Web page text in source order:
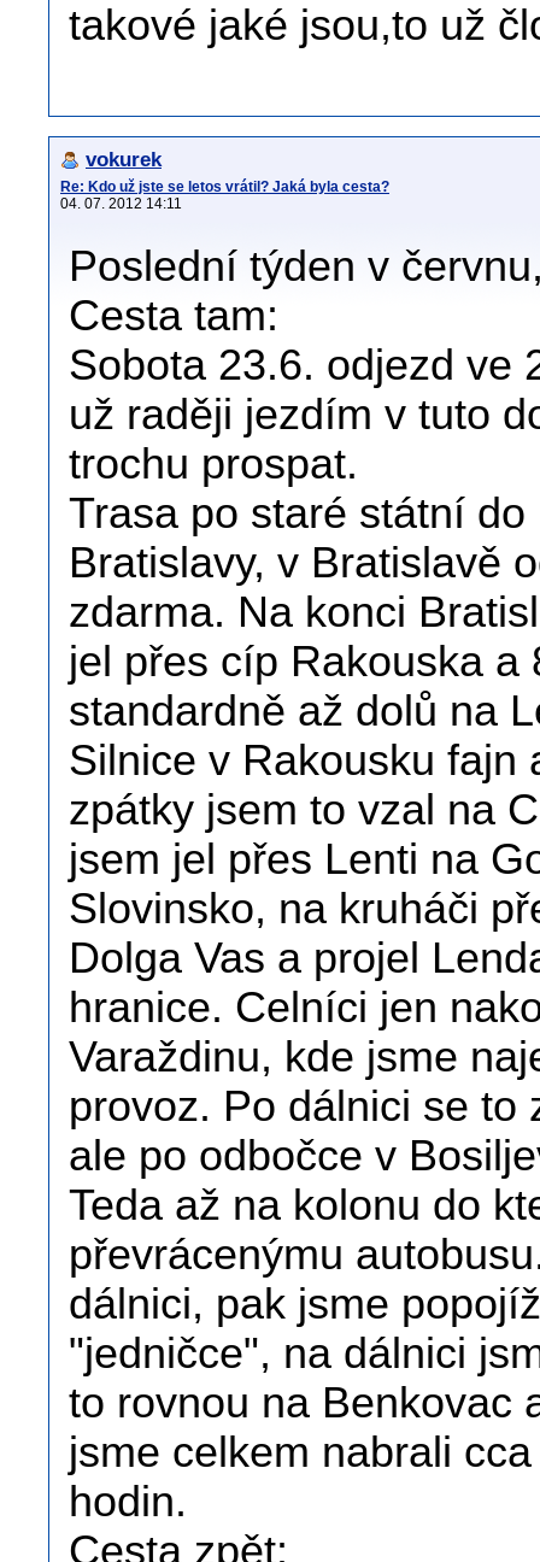
takové jaké jsou,to už
vokurek
Re: Kdo už jste se letos vrátil? Jaká byla cesta?
04. 07. 2012 14:11
Poslední týden v
Cesta tam:
Sobota 23.6. odjezd ve
už raději jezdím v tuto
trochu prospat.
Trasa po staré státní
Bratislavy, v Bratislavě
zdarma. Na konci
jel přes cíp Rakouska a
standardně až dolů na
Silnice v Rakousku fajn
zpátky jsem to vzal na
jsem jel přes Lenti na
Slovinsko, na kruháči
Dolga Vas a projel
hranice. Celníci jen
Varaždinu, kde jsme
provoz. Po dálnici se to
ale po odbočce v
Teda až na kolonu do
převrácenýmu
dálnici, pak jsme
"jedničce", na dálnici
to rovnou na Benkovac
jsme celkem nabrali
hodin.
Cesta zpět: